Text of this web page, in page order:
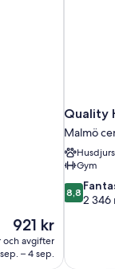
Priset
är
921 kr
921 kr
och avgifter
– 4 sep.
Quality
Malmö
Gym
8.8
av
8,8
2 346